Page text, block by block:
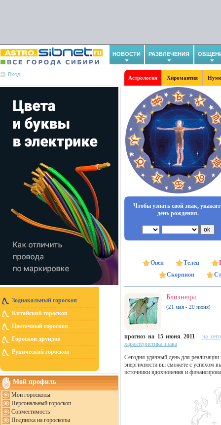
НОВОСТИ РАЗВЛЕЧЕНИЯ
Вход
Астрология Хиромантия
Зодиакальный гороскоп
Китайский гороскоп
Цветочный гороскоп
Гороскоп друидов
Рунический гороскоп
Мой профиль
Мои гороскопы
Персональный гороскоп
Совместимость
Подписка на гороскопы
Чтобы узнать свой знак,
день рождения.
Овен Телец
Скорпион
Близнецы
(21 мая - 20 июня)
прогноз на 15 июня 2011
на
характеристика знака
Сегодня удачный день для
энергичности вы сможете с успехом
источники вдохновения и